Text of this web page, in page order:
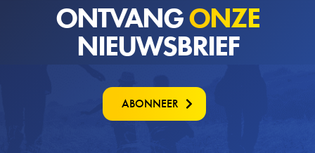
ONTVANGONZE
NIEUWSBRIEF
ABONNEER